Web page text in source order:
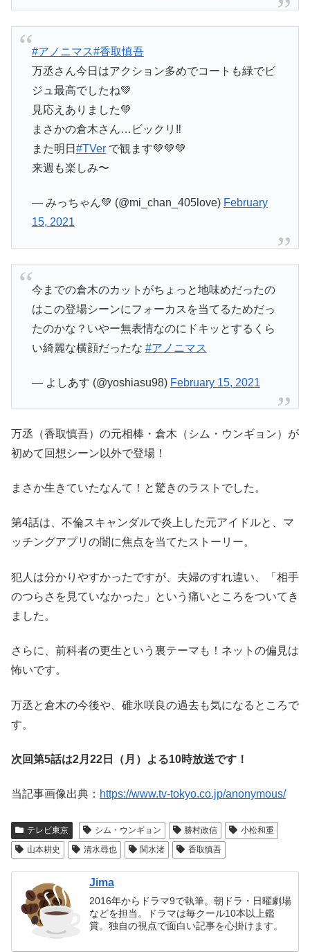
#アノニマス#香取慎吾
万丞さん今日はアクション多めでコートも緑でビ
ジュ最高でしたね💚
見応えありました💚
まさかの倉木さん…ビックリ‼︎
また明日 #TVerで観ます💚💚💚
来週も楽しみ〜
— みっちゃん💚 (@mi_chan_405love) February
15, 2021
今までの倉木のカットがちょっと地味めだったの
はこの登場シーンにフォーカスを当てるためだっ
たのかな？いやー無表情なのにドキッとするくら
い綺麗な横顔だったな #アノニマス
— よしあす (@yoshiasu98) February 15, 2021
万丞（香取慎吾）の元相棒・倉木（シム・ウンギョン）が
初めて回想シーン以外で登場！
まさか生きていたなんて！と驚きのラストでした。
第4話は、不倫スキャンダルで炎上した元アイドルと、マ
ッチングアプリの闇に焦点を当てたストーリー。
犯人は分かりやすかったですが、夫婦のすれ違い、「相手
のつらさを見ていなかった」という痛いところをついてき
ました。
さらに、前科者の更生という裏テーマも！ネットの偏見は
怖いです。
万丞と倉木の今後や、碓氷咲良の過去も気になるところで
す。
次回第5話は2月22日（月）よる10時放送です！
当記事画像出典： https://www.tv-tokyo.co.jp/anonymous/
テレビ東京 シム・ウンギョン 勝村政信
小松和重
山本耕史
清水尋也 関水渚 香取慎吾
Jima
2016年からドラマ9で執筆。朝ドラ・日曜劇場
などを担当。ドラマは毎クール10本以上鑑
賞。独自の視点で面白い記事を心掛けます。